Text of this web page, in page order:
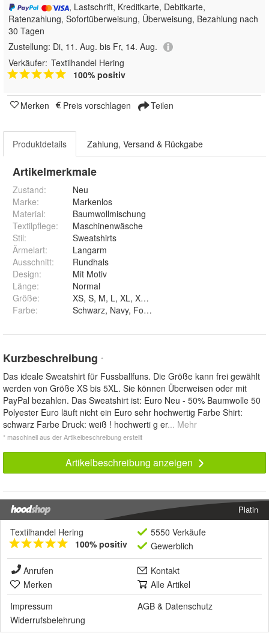
, Lastschrift, Kreditkarte, Debitkarte,
Ratenzahlung, Sofortüberweisung, Überweisung, Bezahlung nach
30 Tagen
Zustellung: Di, 11. Aug. bis Fr, 14. Aug.
Verkäufer: Textilhandel Hering
100% positiv
Merken Preis vorschlagen Teilen
Produktdetails Zahlung, Versand & Rückgabe
Artikelmerkmale
Zustand:
Neu
Marke:
Markenlos
Material:
Baumwollmischung
Textilpflege:
Maschinenwäsche
Stil:
Sweatshirts
Ärmelart:
Langarm
Ausschnitt:
Rundhals
Design:
Mit Motiv
Länge:
Normal
Größe:
Farbe:
Kurzbeschreibung *
Das ideale Sweatshirt für Fussballfuns. Die Größe kann frei gewählt
werden von Größe XS bis 5XL. Sie können Überweisen oder mit
PayPal bezahlen. Das Sweatshirt ist: Euro Neu - 50% Baumwolle 50
Polyester Euro läuft nicht ein Euro sehr hochwertig Farbe Shirt:
schwarz Farbe Druck: weiß ! hochwerti g er... Mehr
* maschinell aus der Artikelbeschreibung erstellt
Artikelbeschreibung anzeigen
Platin
Textilhandel Hering
100% positiv
5550 Verkäufe
Gewerblich
Anrufen
Kontakt
Merken
Alle Artikel
Impressum
AGB & Datenschutz
Widerrufsbelehrung